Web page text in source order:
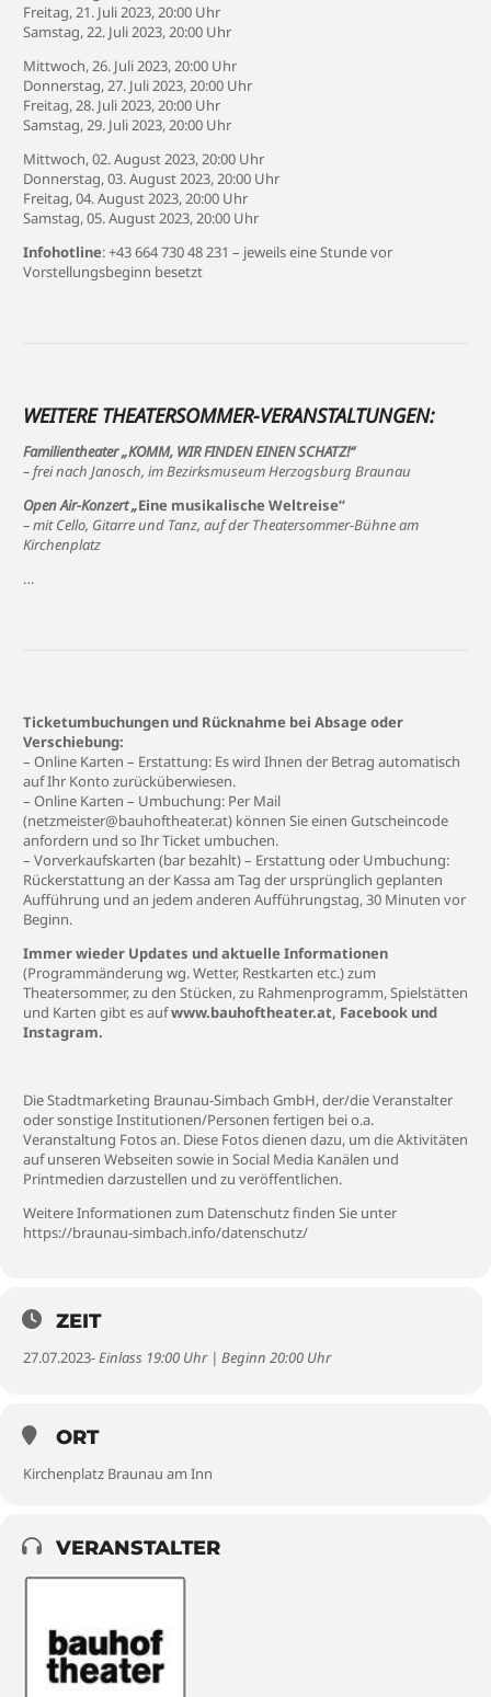
Freitag, 21. Juli 2023, 20:00 Uhr
Samstag, 22. Juli 2023, 20:00 Uhr
Mittwoch, 26. Juli 2023, 20:00 Uhr
Donnerstag, 27. Juli 2023, 20:00 Uhr
Freitag, 28. Juli 2023, 20:00 Uhr
Samstag, 29. Juli 2023, 20:00 Uhr
Mittwoch, 02. August 2023, 20:00 Uhr
Donnerstag, 03. August 2023, 20:00 Uhr
Freitag, 04. August 2023, 20:00 Uhr
Samstag, 05. August 2023, 20:00 Uhr
Infohotline: +43 664 730 48 231 – jeweils eine Stunde vor
Vorstellungsbeginn besetzt
WEITERE THEATERSOMMER-VERANSTALTUNGEN:
Familientheater „KOMM, WIR FINDEN EINEN SCHATZ!“
– frei nach Janosch, im Bezirksmuseum Herzogsburg Braunau
Open Air-Konzert „Eine musikalische Weltreise“
– mit Cello, Gitarre und Tanz, auf der Theatersommer-Bühne am
Kirchenplatz
…
Ticketumbuchungen und Rücknahme bei Absage oder
Verschiebung:
– Online Karten – Erstattung: Es wird Ihnen der Betrag automatisch
auf Ihr Konto zurücküberwiesen.
– Online Karten – Umbuchung: Per Mail
(netzmeister@bauhoftheater.at) können Sie einen Gutscheincode
anfordern und so Ihr Ticket umbuchen.
– Vorverkaufskarten (bar bezahlt) – Erstattung oder Umbuchung:
Rückerstattung an der Kassa am Tag der ursprünglich geplanten
Aufführung und an jedem anderen Aufführungstag, 30 Minuten vor
Beginn.
Immer wieder Updates und aktuelle Informationen
(Programmänderung wg. Wetter, Restkarten etc.) zum
Theatersommer, zu den Stücken, zu Rahmenprogramm, Spielstätten
und Karten gibt es aufwww.bauhoftheater.at, Facebook und
Instagram.
Die Stadtmarketing Braunau-Simbach GmbH, der/die Veranstalter
oder sonstige Institutionen/Personen fertigen bei o.a.
Veranstaltung Fotos an. Diese Fotos dienen dazu, um die Aktivitäten
auf unseren Webseiten sowie in Social Media Kanälen und
Printmedien darzustellen und zu veröffentlichen.
Weitere Informationen zum Datenschutz finden Sie unter
https://braunau-simbach.info/datenschutz/
ZEIT
27.07.2023- Einlass 19:00 Uhr | Beginn 20:00 Uhr
ORT
Kirchenplatz Braunau am Inn
VERANSTALTER